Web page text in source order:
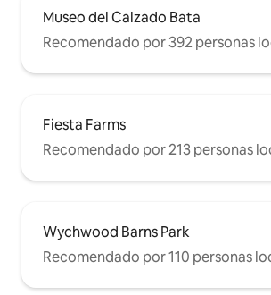
Museo del Calzado Bata
Recomendado por 392 personas
Fiesta Farms
Recomendado por 213 personas
Wychwood Barns Park
Recomendado por 110 personas